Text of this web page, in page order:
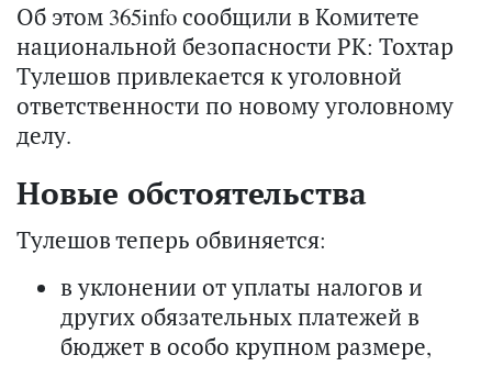
Об этом 365info сообщили в Комитете
национальной безопасности РК: Тохтар
Тулешов привлекается к уголовной
ответственности по новому уголовному
делу.
Новые обстоятельства
Тулешов теперь обвиняется:
в уклонении от уплаты налогов и
других обязательных платежей в
бюджет в особо крупном размере,